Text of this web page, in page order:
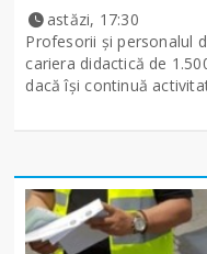
astăzi, 17:30
Profesorii și personalul
cariera didactică de
dacă își continuă